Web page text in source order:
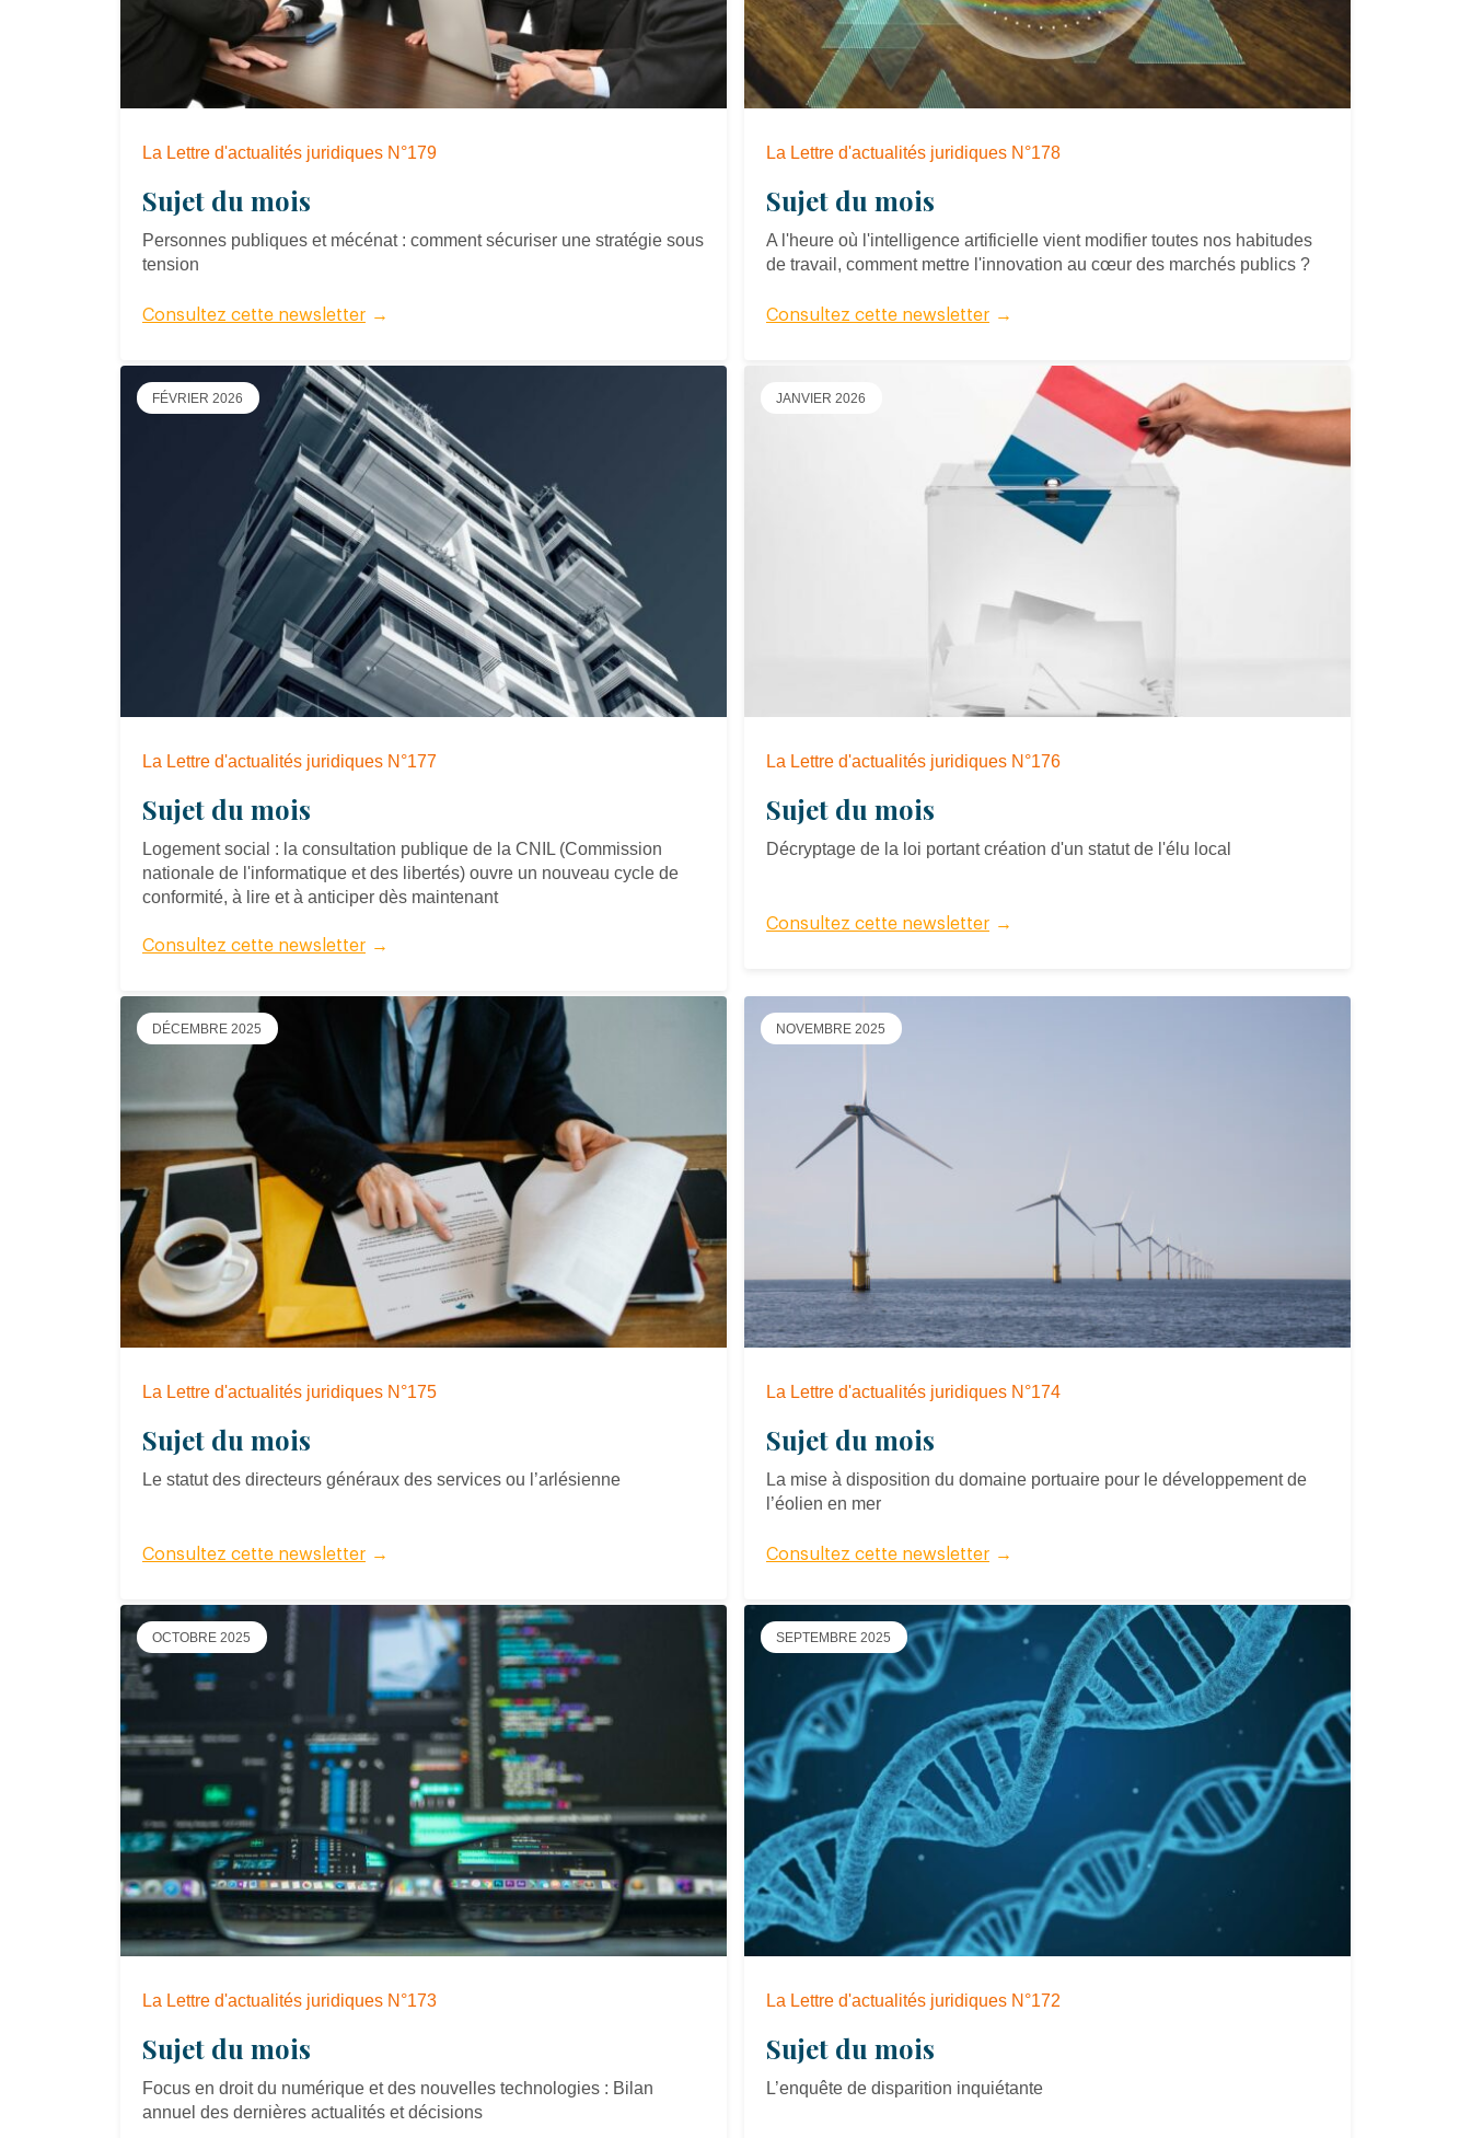
La Lettre d'actualités juridiques N°179
Sujet du mois
Personnes publiques et mécénat : comment sécuriser une stratégie sous
tension
Consultez cette newsletter →
La Lettre d'actualités juridiques N°178
Sujet du mois
A l'heure où l'intelligence artificielle vient modifier toutes nos habitudes
de travail, comment mettre l'innovation au cœur des marchés publics ?
Consultez cette newsletter →
FÉVRIER 2026
La Lettre d'actualités juridiques N°177
Sujet du mois
Logement social : la consultation publique de la CNIL (Commission
nationale de l'informatique et des libertés) ouvre un nouveau cycle de
conformité, à lire et à anticiper dès maintenant
Consultez cette newsletter →
JANVIER 2026
La Lettre d'actualités juridiques N°176
Sujet du mois
Décryptage de la loi portant création d'un statut de l'élu local
Consultez cette newsletter →
DÉCEMBRE 2025
La Lettre d'actualités juridiques N°175
Sujet du mois
Le statut des directeurs généraux des services ou l’arlésienne
Consultez cette newsletter →
NOVEMBRE 2025
La Lettre d'actualités juridiques N°174
Sujet du mois
La mise à disposition du domaine portuaire pour le développement de
l’éolien en mer
Consultez cette newsletter →
OCTOBRE 2025
La Lettre d'actualités juridiques N°173
Sujet du mois
Focus en droit du numérique et des nouvelles technologies : Bilan
annuel des dernières actualités et décisions
SEPTEMBRE 2025
La Lettre d'actualités juridiques N°172
Sujet du mois
L’enquête de disparition inquiétante